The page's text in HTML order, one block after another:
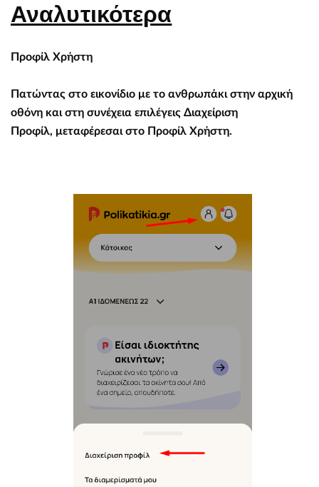
Αναλυτικότερα
Προφίλ Χρήστη
Πατώντας στο εικονίδιο με το ανθρωπάκι στην αρχική
οθόνη και στη συνέχεια επιλέγεις Διαχείριση
Προφίλ, μεταφέρεσαι στο Προφίλ Χρήστη.